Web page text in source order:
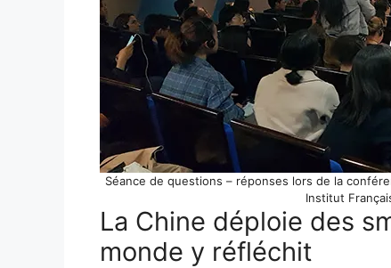
Séance de questions – réponses lors de la
Institut
La Chine déploie des
monde y réfléchit